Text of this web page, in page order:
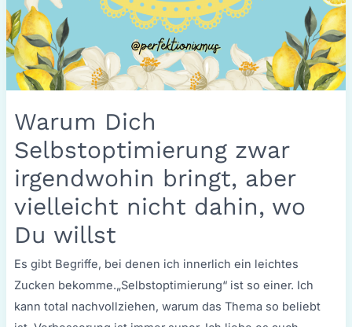
Warum Dich
Selbstoptimierung zwar
irgendwohin bringt, aber
vielleicht nicht dahin, wo
Du willst
Es gibt Begriffe, bei denen ich innerlich ein leichtes
Zucken bekomme.„Selbstoptimierung“ ist so einer. Ich
kann total nachvollziehen, warum das Thema so beliebt